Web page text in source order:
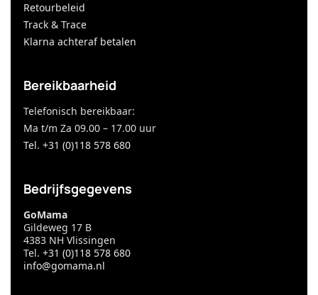
Retourbeleid
Track & Trace
Klarna achteraf betalen
Bereikbaarheid
Telefonisch bereikbaar:
Ma t/m Za 09.00 – 17.00 uur
Tel. +31 (0)118 578 680
Bedrijfsgegevens
GoMama
Gildeweg 17 B
4383 NH Vlissingen
Tel. +31 (0)118 578 680
info@gomama.nl